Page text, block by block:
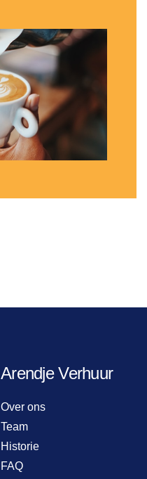
Arendje Verhuur
Over ons
Team
Historie
FAQ